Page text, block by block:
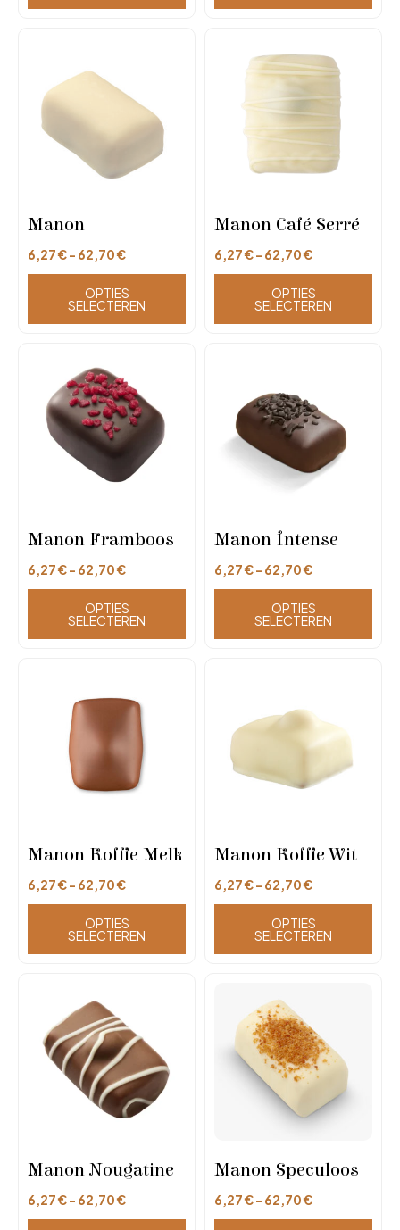
Manon
6,27€- 62,70€
OPTIES
SELECTEREN
Manon Café Serré
6,27€- 62,70€
OPTIES
SELECTEREN
Manon Framboos
6,27€- 62,70€
OPTIES
SELECTEREN
Manon Intense
6,27€- 62,70€
OPTIES
SELECTEREN
Manon Koffie Melk
6,27€- 62,70€
OPTIES
SELECTEREN
Manon Koffie Wit
6,27€- 62,70€
OPTIES
SELECTEREN
Manon Nougatine
6,27€- 62,70€
Manon Speculoos
6,27€- 62,70€